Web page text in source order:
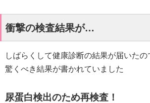
衝撃の検査結果が…
しばらくして健康診断の結果が届いた
驚くべき結果が書かれていました
尿蛋白検出のため再検査！